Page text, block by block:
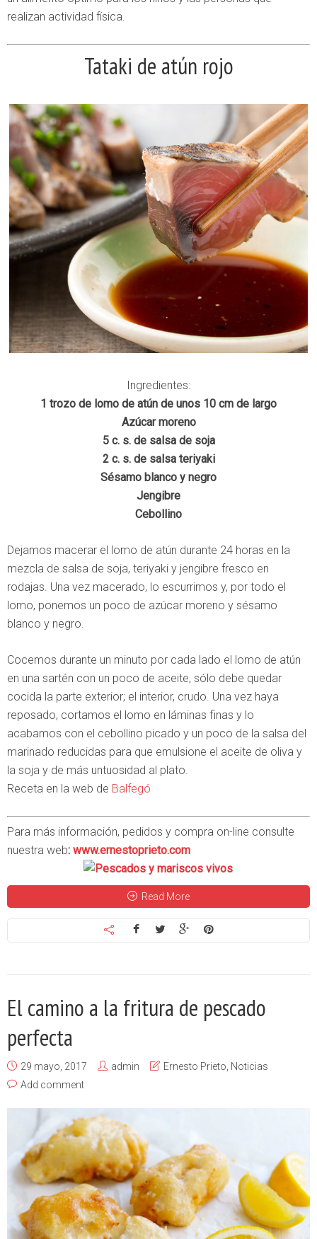
realizan actividad física.
Tataki de atún rojo
Ingredientes:
1 trozo de lomo de atún de unos 10 cm de largo
Azúcar moreno
5 c. s. de salsa de soja
2 c. s. de salsa teriyaki
Sésamo blanco y negro
Jengibre
Cebollino
Dejamos macerar el lomo de atún durante 24 horas en la
mezcla de salsa de soja, teriyaki y jengibre fresco en
rodajas. Una vez macerado, lo escurrimos y, por todo el
lomo, ponemos un poco de azúcar moreno y sésamo
blanco y negro.
Cocemos durante un minuto por cada lado el lomo de atún
en una sartén con un poco de aceite, sólo debe quedar
cocida la parte exterior; el interior, crudo. Una vez haya
reposado, cortamos el lomo en láminas finas y lo
acabamos con el cebollino picado y un poco de la salsa del
marinado reducidas para que emulsione el aceite de oliva y
la soja y de más untuosidad al plato.
Receta en la web de Balfegó
Para más información, pedidos y compra on-line consulte
nuestra web: www.ernestoprieto.com
Read More
El camino a la fritura de pescado
perfecta
29 mayo, 2017 admin Ernesto Prieto Noticias
Add comment